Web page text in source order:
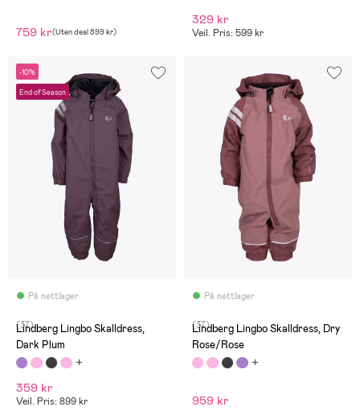
759 kr(Uten deal899 kr)
329 kr
Veil. Pris: 599 kr
-10%
End of Season
På nettlager
(37)
Lindberg Lingbo Skalldress,
Dark Plum
359 kr
Veil. Pris: 899 kr
På nettlager
(37)
Lindberg Lingbo Skalldress, Dry
Rose/Rose
959 kr